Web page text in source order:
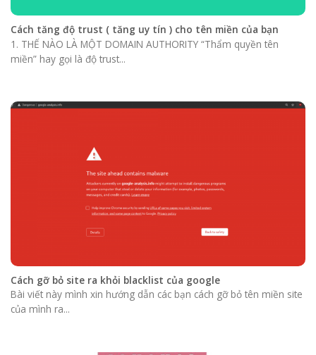
Cách tăng độ trust ( tăng uy tín ) cho tên miền của bạn
1. THẾ NÀO LÀ MỘT DOMAIN AUTHORITY “Thẩm quyền tên
miền” hay gọi là độ trust...
Cách gỡ bỏ site ra khỏi blacklist của google
Bài viết này mình xin hướng dẫn các bạn cách gỡ bỏ tên miền site
của mình ra...